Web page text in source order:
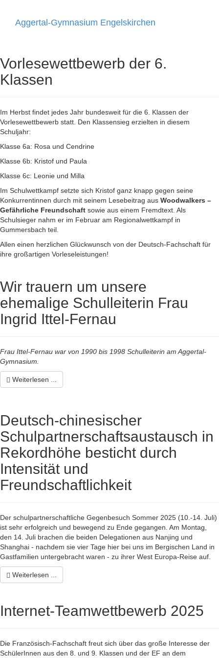
Aggertal-Gymnasium Engelskirchen
Vorlesewettbewerb der 6.
Klassen
Im Herbst findet jedes Jahr bundesweit für die 6. Klassen der
Vorlesewettbewerb statt. Den Klassensieg erzielten in diesem
Schuljahr:
Klasse 6a: Rosa und Cendrine
Klasse 6b: Kristof und Paula
Klasse 6c: Leonie und Milla
Im Schulwettkampf setzte sich Kristof ganz knapp gegen seine
Konkurrentinnen durch mit seinem Lesebeitrag aus Woodwalkers –
Gefährliche Freundschaft sowie aus einem Fremdtext. Als
Schulsieger nahm er im Februar am Regionalwettkampf in
Gummersbach teil.
Allen einen herzlichen Glückwunsch von der Deutsch-Fachschaft für
ihre großartigen Vorleseleistungen!
Wir trauern um unsere
ehemalige Schulleiterin Frau
Ingrid Ittel-Fernau
Frau Ittel-Fernau war von 1990 bis 1998 Schulleiterin am Aggertal-
Gymnasium.
Weiterlesen ...
Deutsch-chinesischer
Schulpartnerschaftsaustausch in
Rekordhöhe besticht durch
Intensität und
Freundschaftlichkeit
Der schulpartnerschaftliche Gegenbesuch Sommer 2025 (10.-14. Juli)
ist sehr erfolgreich und bewegend zu Ende gegangen. Am Montag,
den 14. Juli brachen die beiden Delegationen aus Nanjing und
Shanghai - nachdem sie vier Tage hier bei uns im Bergischen Land in
Gastfamilien untergebracht waren - zu ihrer West Europa-Reise auf.
Weiterlesen ...
Internet-Teamwettbewerb 2025
Die Französisch-Fachschaft freut sich über das große Interesse der
SchülerInnen aus den 8. und 9. Klassen und der EF an dem